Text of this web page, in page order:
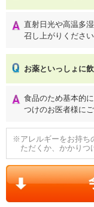
直射日光や高温多
召し上がりください
お薬といっしょに
食品のため基本的
つけのお医者様に
※アレルギーをお持ち
ただくか、かかりつ